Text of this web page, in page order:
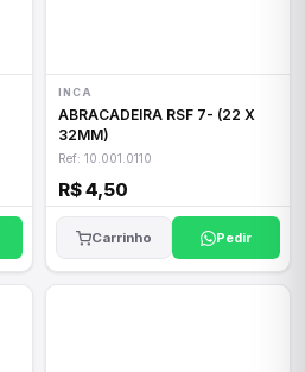
INCA
ABRACADEIRA RSF 7- (22 X
32MM)
Ref: 10.001.0110
R$ 4,50
Carrinho Pedir